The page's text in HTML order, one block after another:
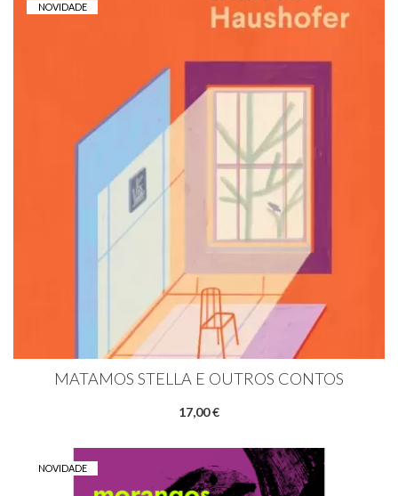
NOVIDADE
MATAMOS STELLA E OUTROS CONTOS
17,00 €
NOVIDADE